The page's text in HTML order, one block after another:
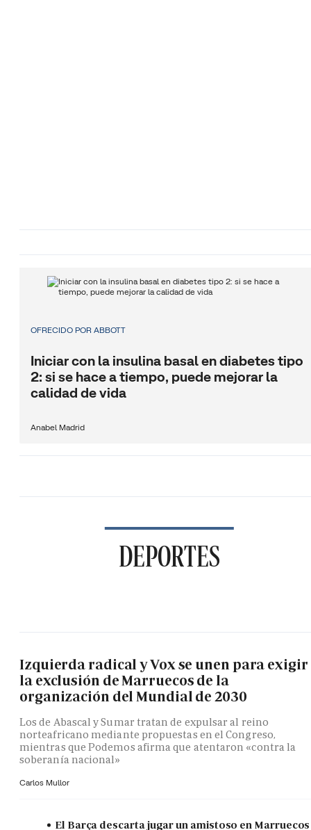
OFRECIDO POR ABBOTT
Iniciar con la insulina basal en diabetes tipo
2: si se hace a tiempo, puede mejorar la
calidad de vida
Anabel Madrid
DEPORTES
Izquierda radical y Vox se unen para exigir
la exclusión de Marruecos de la
organización del Mundial de 2030
Los de Abascal y Sumar tratan de expulsar al reino
norteafricano mediante propuestas en el Congreso,
mientras que Podemos afirma que atentaron «contra la
soberanía nacional»
Carlos Mullor
El Barça descarta jugar un amistoso en Marruecos